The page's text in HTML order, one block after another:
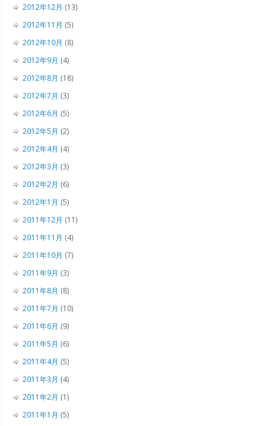
2012年12月 (13)
2012年11月 (5)
2012年10月 (8)
2012年9月 (4)
2012年8月 (18)
2012年7月 (3)
2012年6月 (5)
2012年5月 (2)
2012年4月 (4)
2012年3月 (3)
2012年2月 (6)
2012年1月 (5)
2011年12月 (11)
2011年11月 (4)
2011年10月 (7)
2011年9月 (3)
2011年8月 (8)
2011年7月 (10)
2011年6月 (9)
2011年5月 (6)
2011年4月 (5)
2011年3月 (4)
2011年2月 (1)
2011年1月 (5)